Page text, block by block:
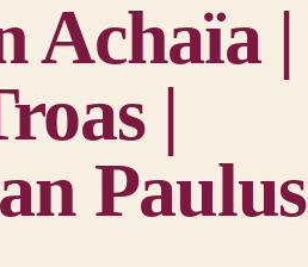
Achaïa |
|
Paulus